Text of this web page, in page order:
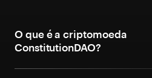
O que é a criptomoeda
ConstitutionDAO?